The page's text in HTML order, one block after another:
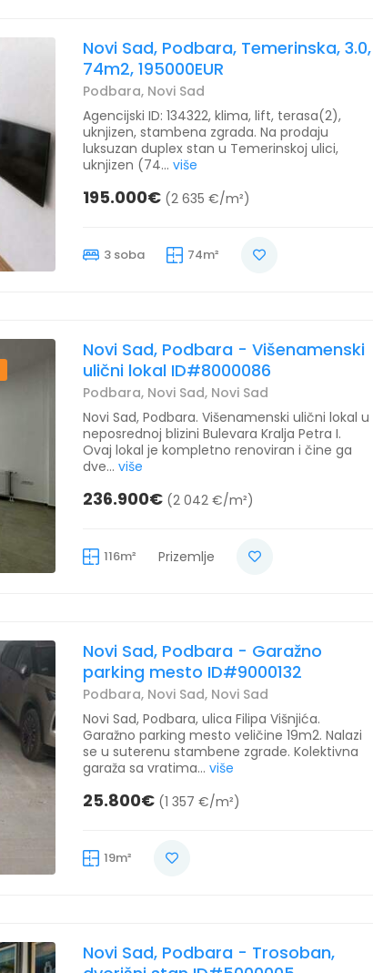
Novi Sad, Podbara, Temerinska, 3.0,
74m2, 195000EUR
Podbara, Novi Sad
Agencijski ID: 134322, klima, lift, terasa(2),
uknjizen, stambena zgrada. Na prodaju
luksuzan duplex stan u Temerinskoj ulici,
uknjizen (74... više
195.000€ (2 635 €/m²)
3 soba 74m²
Novi Sad, Podbara - Višenamenski
ulični lokal ID#8000086
Podbara, Novi Sad, Novi Sad
Novi Sad, Podbara. Višenamenski ulični lokal u
neposrednoj blizini Bulevara Kralja Petra I.
Ovaj lokal je kompletno renoviran i čine ga
dve... više
236.900€ (2 042 €/m²)
116m² Prizemlje
Novi Sad, Podbara - Garažno
parking mesto ID#9000132
Podbara, Novi Sad, Novi Sad
Novi Sad, Podbara, ulica Filipa Višnjića.
Garažno parking mesto veličine 19m2. Nalazi
se u suterenu stambene zgrade. Kolektivna
garaža sa vratima... više
25.800€ (1 357 €/m²)
19m²
Novi Sad, Podbara - Trosoban,